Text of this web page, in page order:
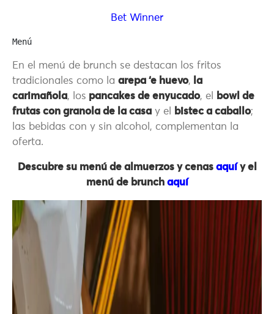
Bet Winner
Menú
En el menú de brunch se destacan los fritos
tradicionales como la arepa ‘e huevo, la
carimañola, los pancakes de enyucado, el
bowl de
frutas con granola de la casa y el bistec a caballo;
las bebidas con y sin alcohol, complementan la
oferta.
Descubre su menú de almuerzos y cenas aquí y el
menú de brunch aquí